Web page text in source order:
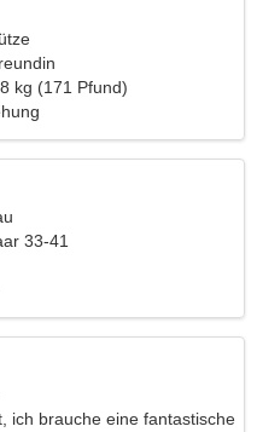
kg (171 Pfund)
33-41
ich brauche eine fantastische